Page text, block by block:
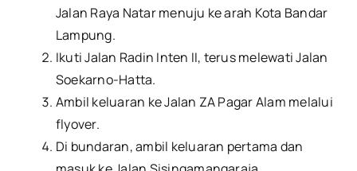
Jalan Raya Natar menuju ke arah Kota Bandar
Lampung.
Ikuti Jalan Radin Inten II, terus melewati Jalan
Soekarno-Hatta.
Ambil keluaran ke Jalan ZA Pagar Alam melalui
flyover.
Di bundaran, ambil keluaran pertama dan